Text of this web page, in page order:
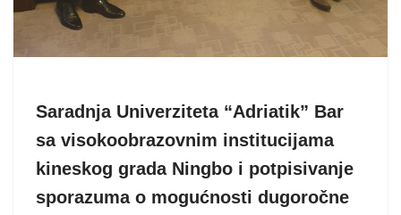
Saradnja Univerziteta “Adriatik” Bar
sa visokoobrazovnim institucijama
kineskog grada Ningbo i potpisivanje
sporazuma o mogućnosti dugoročne